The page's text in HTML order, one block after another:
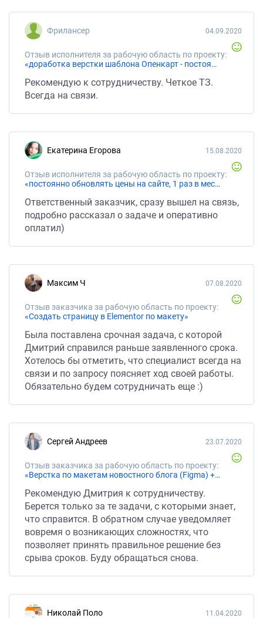
Не приятный человек в общем. Как специалист,
или его команда, не плох(и). Но минусов больше,
чем плюсов.
Фрилансер
Отзыв исполнителя за рабочую область по проекту:
«доработка верстки шаблона Опенкарт - постоянная работа»
04.09.2020
Рекомендую к сотрудничеству. Четкое ТЗ.
Всегда на связи.
Екатерина Егорова
Отзыв исполнителя за рабочую область по проекту:
«постоянно обновлять цены на сайте, 1 раз в месяц по 50 позиций»
15.08.2020
Ответственный заказчик, сразу вышел на связь,
подробно рассказал о задаче и оперативно
оплатил)
Максим Ч
Отзыв заказчика за рабочую область по проекту:
«Создать страницу в Elementor по макету»
07.08.2020
Была поставлена срочная задача, с которой
Дмитрий справился раньше заявленного срока.
Хотелось бы отметить, что специалист всегда на
связи и по запросу поясняет ход своей работы.
Обязательно будем сотрудничать еще :)
Сергей Андреев
Отзыв заказчика за рабочую область по проекту:
«Верстка по макетам новостного блога (Figma) + CMS Wordress»
23.07.2020
Рекомендую Дмитрия к сотрудничеству.
Берется только за те задачи, с которыми знает,
что справится. В обратном случае уведомляет
вовремя о возникающих сложностях, что
позволяет принять правильное решение без
срыва сроков. Буду обращаться снова.
Николай Поло 11.04.2020